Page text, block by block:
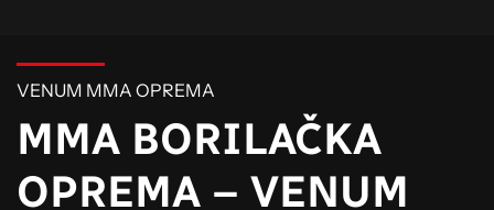
VENUM MMA OPREMA
MMA BORILAČKA
OPREMA – VENUM